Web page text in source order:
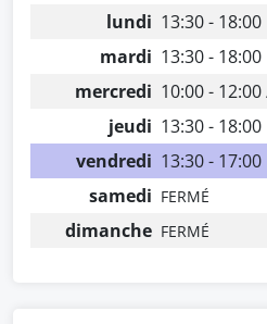
lundi 13:30 - 18:00
mardi 13:30 - 18:00
mercredi 10:00 -
jeudi 13:30 - 18:00
vendredi 13:30 - 17:00
samedi FERMÉ
dimanche FERMÉ